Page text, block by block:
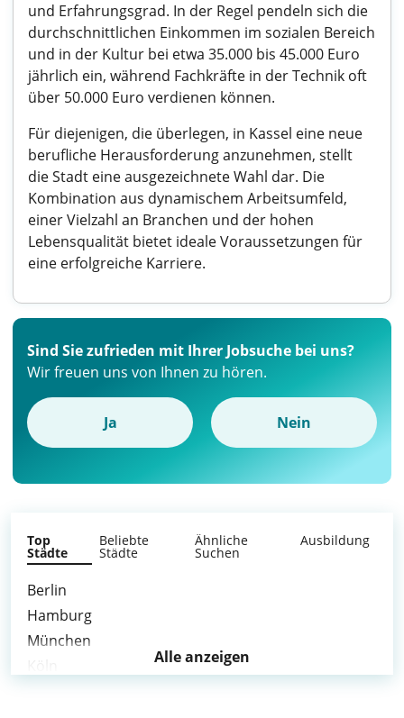
und Erfahrungsgrad. In der Regel pendeln sich die
durchschnittlichen Einkommen im sozialen Bereich
und in der Kultur bei etwa 35.000 bis 45.000 Euro
jährlich ein, während Fachkräfte in der Technik oft
über 50.000 Euro verdienen können.
Für diejenigen, die überlegen, in Kassel eine neue
berufliche Herausforderung anzunehmen, stellt
die Stadt eine ausgezeichnete Wahl dar. Die
Kombination aus dynamischem Arbeitsumfeld,
einer Vielzahl an Branchen und der hohen
Lebensqualität bietet ideale Voraussetzungen für
eine erfolgreiche Karriere.
Sind Sie zufrieden mit Ihrer Jobsuche bei uns?
Wir freuen uns von Ihnen zu hören.
Ja Nein
Top
Städte
Beliebte
Städte
Ähnliche
Suchen
Ausbildung
Berlin
Hamburg
München
Alle anzeigen